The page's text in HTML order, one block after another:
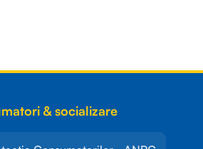
& socializare